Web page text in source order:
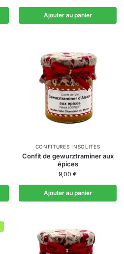
Ajouter au panier
CONFITURES INSOLITES
Confit de gewurztraminer aux
épices
9,00 €
Ajouter au panier